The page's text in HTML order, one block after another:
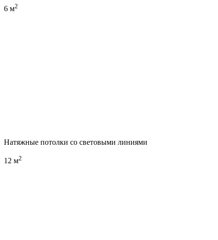
6 м2
Натяжные потолки со световыми линиями
12 м2